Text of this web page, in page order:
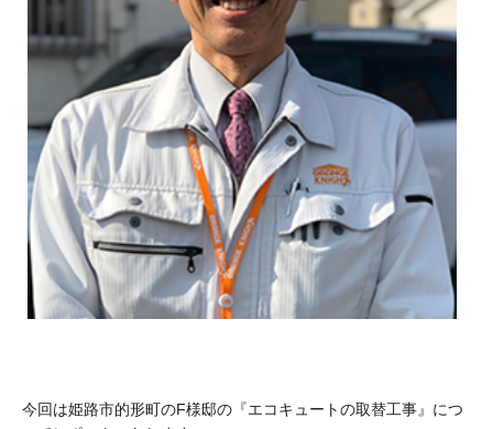
今回は姫路市的形町のF様邸の『エコキュートの取替工事』につ